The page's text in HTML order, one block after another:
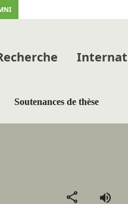
Soutenances de thèse
Partager